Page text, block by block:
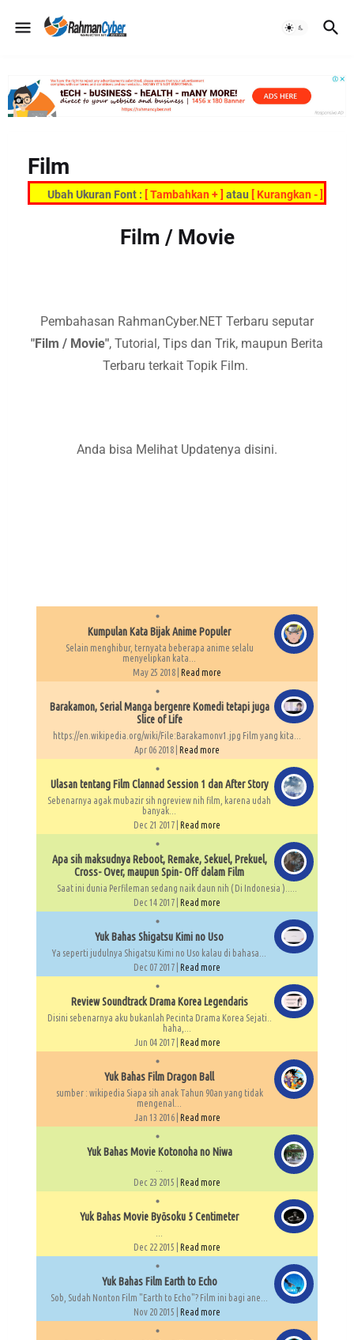
Film
Ubah Ukuran Font : [ Tambahkan + ] atau [ Kurangkan - ]
Film / Movie
Pembahasan RahmanCyber.NET Terbaru seputar
"Film / Movie", Tutorial, Tips dan Trik, maupun Berita
Terbaru terkait Topik Film.
Anda bisa Melihat Updatenya disini.
Kumpulan Kata Bijak Anime Populer
Selain menghibur, ternyata beberapa anime selalu
menyelipkan kata...
May 25 2018 | Read more
Barakamon, Serial Manga bergenre Komedi tetapi juga
Slice of Life
https://en.wikipedia.org/wiki/File:Barakamonv1.jpg Film yang kita...
Apr 06 2018 | Read more
Ulasan tentang Film Clannad Session 1 dan After Story
Sebenarnya agak mubazir sih ngreview nih film, karena udah
banyak...
Dec 21 2017 | Read more
Apa sih maksudnya Reboot, Remake, Sekuel, Prekuel,
Cross- Over, maupun Spin- Off dalam Film
Saat ini dunia Perfileman sedang naik daun nih ( Di Indonesia ).....
Dec 14 2017 | Read more
Yuk Bahas Shigatsu Kimi no Uso
Ya seperti judulnya Shigatsu Kimi no Uso kalau di bahasa...
Dec 07 2017 | Read more
Review Soundtrack Drama Korea Legendaris
Disini sebenarnya aku bukanlah Pecinta Drama Korea Sejati..
haha,...
Jun 04 2017 | Read more
Yuk Bahas Film Dragon Ball
sumber : wikipedia Siapa sih anak Tahun 90an yang tidak
mengenal...
Jan 13 2016 | Read more
Yuk Bahas Movie Kotonoha no Niwa
Dec 23 2015 | Read more
Yuk Bahas Movie Byōsoku 5 Centimeter
Dec 22 2015 | Read more
Yuk Bahas Film Earth to Echo
Sob, Sudah Nonton Film "Earth to Echo"? Film ini bagi ane...
Nov 20 2015 | Read more